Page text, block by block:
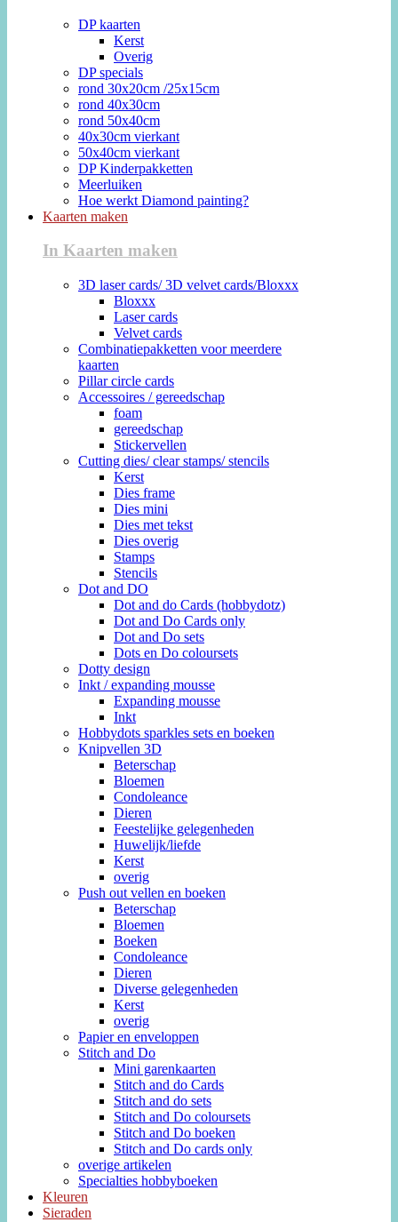
DP kaarten
Kerst
Overig
DP specials
rond 30x20cm /25x15cm
rond 40x30cm
rond 50x40cm
40x30cm vierkant
50x40cm vierkant
DP Kinderpakketten
Meerluiken
Hoe werkt Diamond painting?
Kaarten maken
In Kaarten maken
3D laser cards/ 3D velvet cards/Bloxxx
Bloxxx
Laser cards
Velvet cards
Combinatiepakketten voor meerdere
kaarten
Pillar circle cards
Accessoires / gereedschap
foam
gereedschap
Stickervellen
Cutting dies/ clear stamps/ stencils
Kerst
Dies frame
Dies mini
Dies met tekst
Dies overig
Stamps
Stencils
Dot and DO
Dot and do Cards (hobbydotz)
Dot and Do Cards only
Dot and Do sets
Dots en Do coloursets
Dotty design
Inkt / expanding mousse
Expanding mousse
Inkt
Hobbydots sparkles sets en boeken
Knipvellen 3D
Beterschap
Bloemen
Condoleance
Dieren
Feestelijke gelegenheden
Huwelijk/liefde
Kerst
overig
Push out vellen en boeken
Beterschap
Bloemen
Boeken
Condoleance
Dieren
Diverse gelegenheden
Kerst
overig
Papier en enveloppen
Stitch and Do
Mini garenkaarten
Stitch and do Cards
Stitch and do sets
Stitch and Do coloursets
Stitch and Do boeken
Stitch and Do cards only
overige artikelen
Specialties hobbyboeken
Kleuren
Sieraden